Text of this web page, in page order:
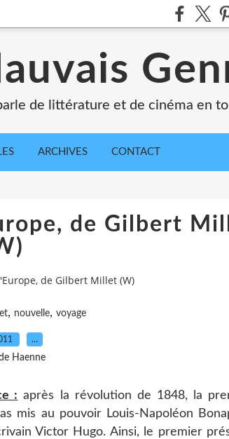
de littérature et de cinéma en
ARCHIVES CONTACT
de Gilbert
de Gilbert Millet (W)
, nouvelle, voyage
…
Haenne
: après la révolution de 1848, la
mis au pouvoir Louis-Napoléon
Victor Hugo. Ainsi, le premier